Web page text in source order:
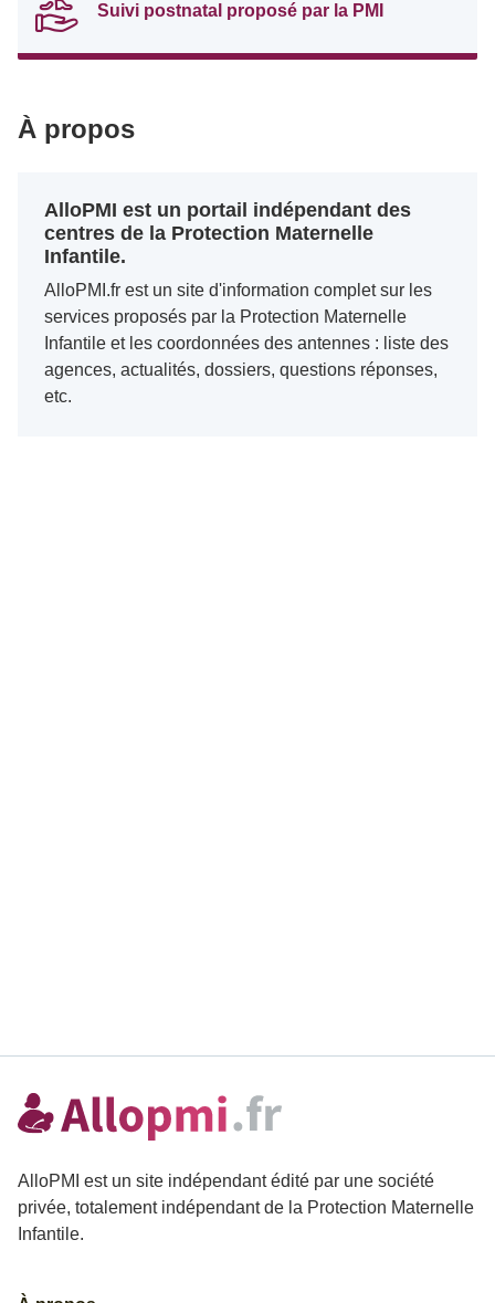
Suivi postnatal proposé par la PMI
À propos
AlloPMI est un portail indépendant des
centres de la Protection Maternelle
Infantile.
AlloPMI.fr est un site d'information complet sur les
services proposés par la Protection Maternelle
Infantile et les coordonnées des antennes : liste des
agences, actualités, dossiers, questions réponses,
etc.
AlloPMI est un site indépendant édité par une société
privée, totalement indépendant de la Protection Maternelle
Infantile.